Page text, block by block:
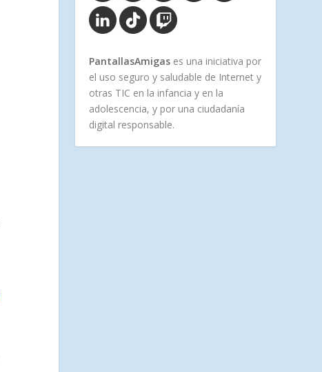
PantallasAmigas es una iniciativa por
el uso seguro y saludable de Internet y
otras TIC en la infancia y en la
adolescencia, y por una ciudadanía
digital responsable.